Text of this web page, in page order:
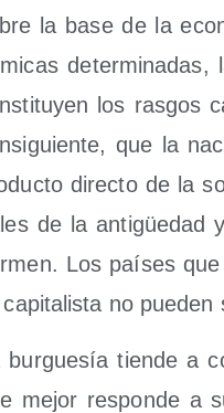
la base de la
los ras­gos
que la
direc­to de la
de la anti­güe­dad
Los paí­ses
capi­ta­lis­ta no
bur­gue­sía tien­de a
mejor res­pon­de a